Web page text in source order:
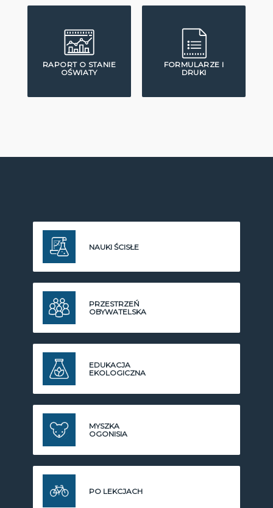
RAPORT O STANIE
OŚWIATY
FORMULARZE I
DRUKI
NAUKI ŚCISŁE
PRZESTRZEŃ
OBYWATELSKA
EDUKACJA
EKOLOGICZNA
MYSZKA
OGONISIA
PO LEKCJACH